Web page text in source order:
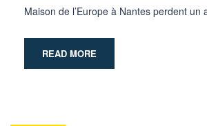
Maison de l’Europe à Nantes perdent
READ MORE